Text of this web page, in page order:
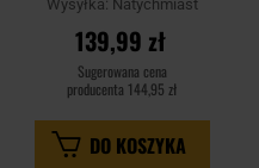
Wysyłka: Natychmiast
139,99 zł
Sugerowana cena
producenta 144,95 zł
DO KOSZYKA